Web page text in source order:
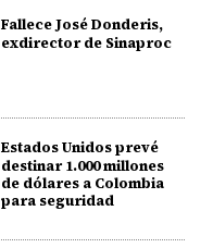
Fallece José Donderis,
exdirector de Sinaproc
Estados Unidos prevé
destinar 1.000 millones
de dólares a Colombia
para seguridad